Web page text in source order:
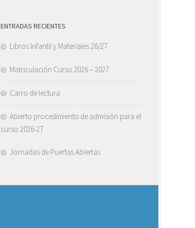
ENTRADAS RECIENTES
Libros Infantil y Materiales 26/27
Matriculación Curso 2026 – 2027
Carro de lectura
Abierto procedimiento de admisión para el
curso 2026-27
Jornadas de Puertas Abiertas